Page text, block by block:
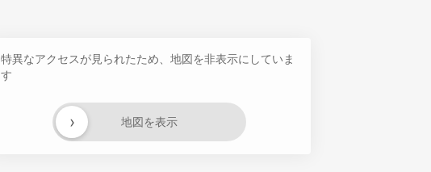
特異なアクセスが見られたため、地図を非表示にしていま
す
地図を表示
›